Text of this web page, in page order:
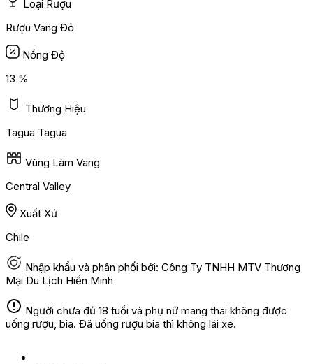
Loại Rượu
Rượu Vang Đỏ
Nồng Độ
13 %
Thương Hiệu
Tagua Tagua
Vùng Làm Vang
Central Valley
Xuất Xứ
Chile
Nhập khẩu và phân phối bởi: Công Ty TNHH MTV Thương
Mại Du Lịch Hiền Minh
Người chưa đủ 18 tuổi và phụ nữ mang thai không được
uống rượu, bia. Đã uống rượu bia thì không lái xe.